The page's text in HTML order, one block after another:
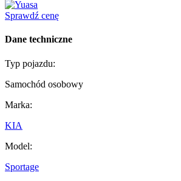
Sprawdź cenę
Dane techniczne
Typ pojazdu:
Samochód osobowy
Marka:
KIA
Model:
Sportage